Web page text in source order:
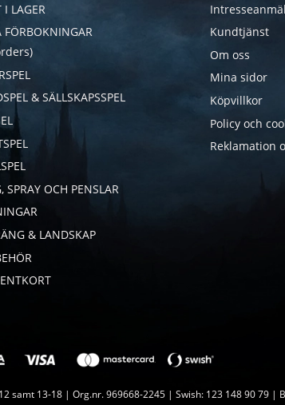
I LAGER
FÖRBOKNINGAR
& SÄLLSKAPSSPEL
SPRAY OCH PENSLAR
& LANDSKAP
Kundtjänst
Om oss
Mina sidor
Köpvillkor
Policy och
Reklamation
samt 13-18 | Org.nr. 969668-2245 | Swish: 123 148 90 79 |